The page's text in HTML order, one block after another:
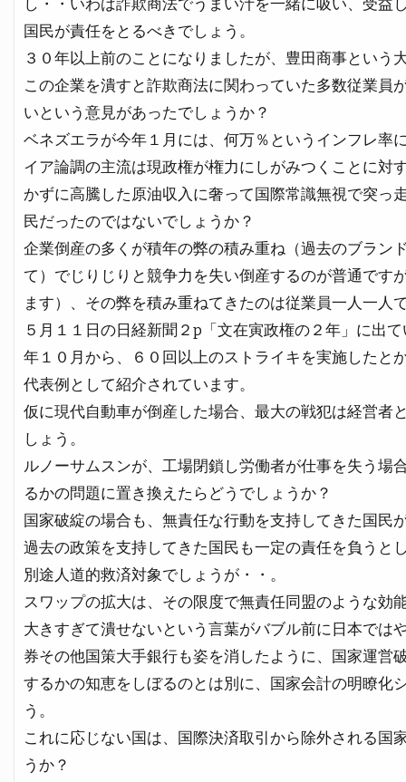
し・・いわば詐欺商法でうまい汁を一緒に吸い、受益
国民が責任をとるべきでしょう。
３０年以上前のことになりましたが、豊田商事という
この企業を潰すと詐欺商法に関わっていた多数従業員
いという意見があったでしょうか？
ベネズエラが今年１月には、何万％というインフレ率
イア論調の主流は現政権が権力にしがみつくことに対
かずに高騰した原油収入に奢って国際常識無視で突っ
民だったのではないでしょうか？
企業倒産の多くが積年の弊の積み重ね（過去のブラン
て）でじりじりと競争力を失い倒産するのが普通です
ます）、その弊を積み重ねてきたのは従業員一人一人
５月１１日の日経新聞２p「文在寅政権の２年」に出
年１０月から、６０回以上のストライキを実施したと
代表例として紹介されています。
仮に現代自動車が倒産した場合、最大の戦犯は経営者
しょう。
ルノーサムスンが、工場閉鎖し労働者が仕事を失う場
るかの問題に置き換えたらどうでしょうか？
国家破綻の場合も、無責任な行動を支持してきた国民
過去の政策を支持してきた国民も一定の責任を負うと
別途人道的救済対象でしょうが・・。
スワップの拡大は、その限度で無責任同盟のような効
大きすぎて潰せないという言葉がバブル前に日本では
券その他国策大手銀行も姿を消したように、国家運営
するかの知恵をしぼるのとは別に、国家会計の明瞭化
う。
これに応じない国は、国際決済取引から除外される国
うか？